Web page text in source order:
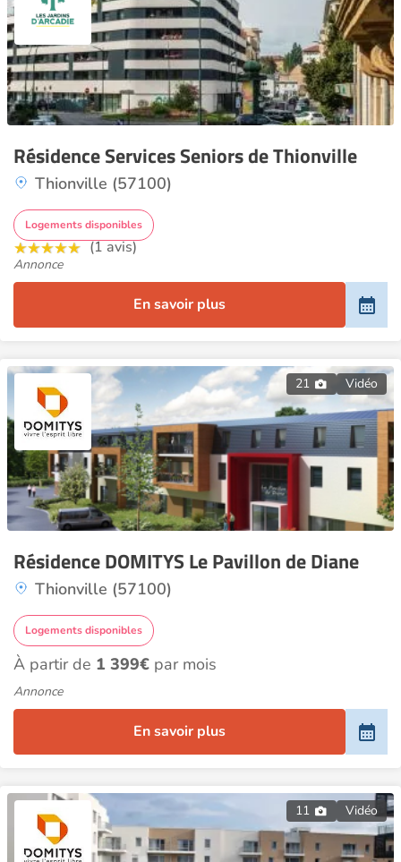
Résidence Services Seniors de Thionville
Thionville (57100)
Logements disponibles
(1 avis)
Annonce
En savoir plus
21 Vidéo
Résidence DOMITYS Le Pavillon de Diane
Thionville (57100)
Logements disponibles
À partir de 1 399€ par mois
Annonce
En savoir plus
11 Vidéo